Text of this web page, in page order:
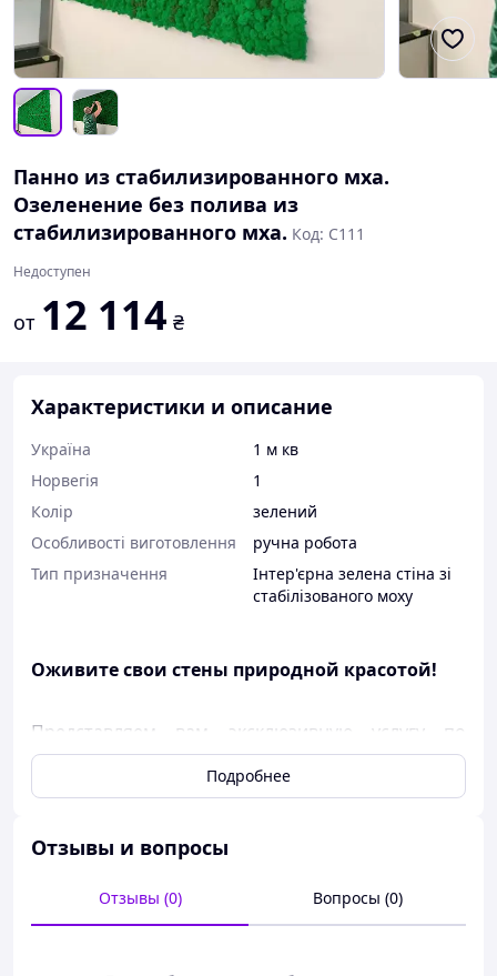
Панно из стабилизированного мха.
Озеленение без полива из
стабилизированного мха. Код: С111
Недоступен
от 12 114 ₴
Характеристики и описание
Україна
1 м кв
Норвегія
1
Колір
зелений
Особливості виготовлення
ручна робота
Тип призначення
Інтер'єрна зелена стіна зі
стабілізованого моху
Оживите свои стены природной красотой!
Представляем вам эксклюзивную услугу по
изготовлению панелей из стабилизированного
мха – кусочек живой природы в вашем
интерьере.
Почему выбирают именно нас?
Индивидуальный подход: Мы создаем каждую
панель, учитывая ваши пожелания и
Подробнее
Отзывы и вопросы
Отзывы (0) Вопросы (0)